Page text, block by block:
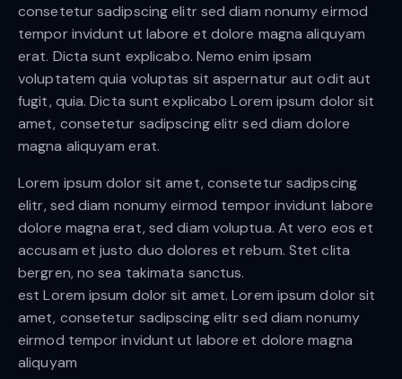
consetetur sadipscing elitr sed diam nonumy eirmod
tempor invidunt ut labore et dolore magna aliquyam
erat. Dicta sunt explicabo. Nemo enim ipsam
voluptatem quia voluptas sit aspernatur aut odit aut
fugit, quia. Dicta sunt explicabo Lorem ipsum dolor sit
amet, consetetur sadipscing elitr sed diam dolore
magna aliquyam erat.
Lorem ipsum dolor sit amet, consetetur sadipscing
elitr, sed diam nonumy eirmod tempor invidunt labore
dolore magna erat, sed diam voluptua. At vero eos et
accusam et justo duo dolores et rebum. Stet clita
bergren, no sea takimata sanctus.
est Lorem ipsum dolor sit amet. Lorem ipsum dolor sit
amet, consetetur sadipscing elitr sed diam nonumy
eirmod tempor invidunt ut labore et dolore magna
aliquyam